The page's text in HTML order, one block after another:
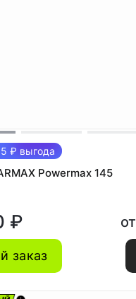
₽ выгода
Powermax 145
₽
заказ